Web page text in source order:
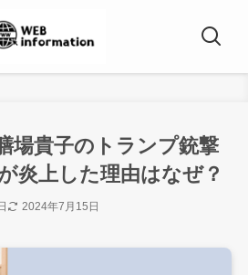
場貴子のトランプ銃撃
炎上した理由はなぜ？
2024年7月15日